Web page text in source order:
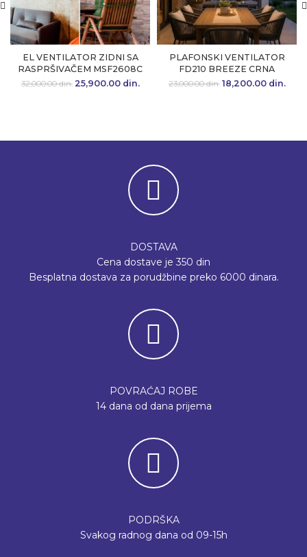
EL VENTILATOR ZIDNI SA
RASPRŠIVAČEM MSF2608C
32,000.00din. Originalna cena
25,900.00 din.
Trenutna
PLAFONSKI VENTILATOR
FD210 BREEZE CRNA
23,000.00din. Originalna cena
18,200.00 din.
DOSTAVA
Cena dostave je 350 din
Besplatna dostava za porudžbine preko 6000 dinara.
POVRAĆAJ ROBE
14 dana od dana prijema
PODRŠKA
Svakog radnog dana od 09-15h